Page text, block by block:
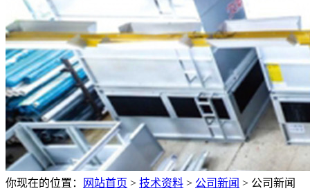
你现在的位置： 网站首页 > 技术资料 > 公司新闻 > 公司新闻